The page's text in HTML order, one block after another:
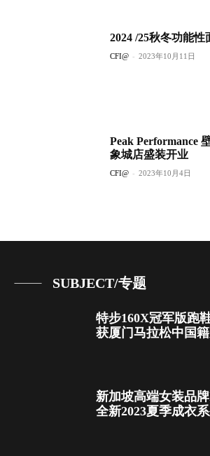
2024 /25秋冬功能
CFI@ - 2023年10月11日
Peak Performance
象城店盛装开业
CFI@ - 2023年10月4日
SUBJECT/专题
特步160X冠军版跑
获厦门马拉松中国
新加坡高端女装品
全新2023夏季成衣系